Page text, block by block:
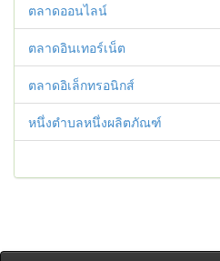
ตลาดออนไลน์
ตลาดอินเทอร์เน็ต
ตลาดอิเล็กทรอนิกส์
หนึ่งตำบลหนึ่งผลิตภัณฑ์